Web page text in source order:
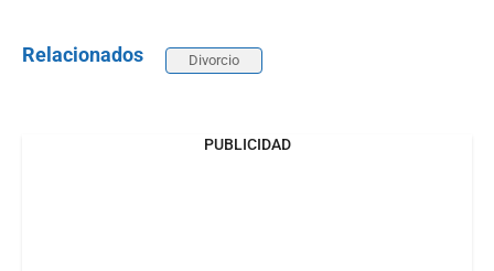
Relacionados Divorcio
PUBLICIDAD